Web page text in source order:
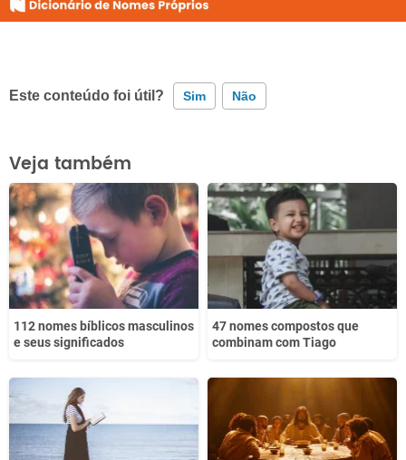
Este conteúdo foi útil? Sim Não
Este conteúdo contém informação incorreta
Este conteúdo não tem a informação que procuro
Outro
Veja também
112 nomes bíblicos masculinos
e seus significados
47 nomes compostos que
combinam com Tiago